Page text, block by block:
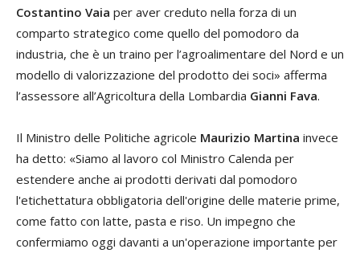
Costantino Vaia per aver creduto nella forza di un
comparto strategico come quello del pomodoro da
industria, che è un traino per l’agroalimentare del Nord e un
modello di valorizzazione del prodotto dei soci» afferma
l’assessore all’Agricoltura della Lombardia Gianni Fava.
Il Ministro delle Politiche agricole Maurizio Martina invece
ha detto: «Siamo al lavoro col Ministro Calenda per
estendere anche ai prodotti derivati dal pomodoro
l'etichettatura obbligatoria dell'origine delle materie prime,
come fatto con latte, pasta e riso. Un impegno che
confermiamo oggi davanti a un'operazione importante per